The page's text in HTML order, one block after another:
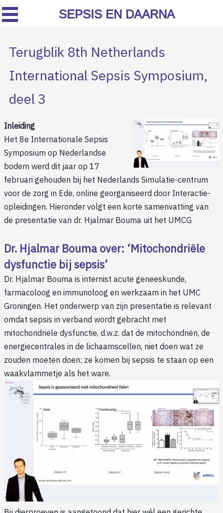
Terugblik 8th Netherlands
International Sepsis Symposium,
deel 3
Inleiding
Het 8e Internationale Sepsis
Symposium op Nederlandse
bodem werd dit jaar op 17
februari gehouden bij het Nederlands Simulatie-centrum
voor de zorg in Ede, online georganiseerd door Interactie-
opleidingen. Hieronder volgt een korte samenvatting van
de presentatie van dr. Hjalmar Bouma uit het UMCG
Dr. Hjalmar Bouma over: ‘Mitochondriële
dysfunctie bij sepsis’
Dr. Hjalmar Bouma is internist acute geneeskunde,
farmacoloog en immunoloog en werkzaam in het UMC
Groningen. Het onderwerp van zijn presentatie is relevant
omdat sepsis in verband wordt gebracht met
mitochondriële dysfunctie, d.w.z. dat de mitochondriën, de
energiecentrales in de lichaamscellen, niet doen wat ze
zouden moeten doen; ze komen bij sepsis te staan op een
waakvlammetje als het ware.
SEPSIS EN DAARNA